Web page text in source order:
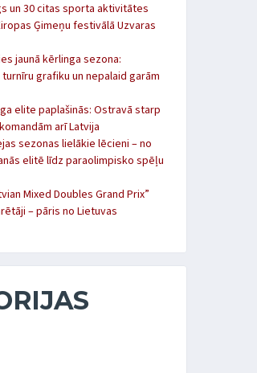
un 30 citas sporta aktivitātes
Ģimeņu festivālā Uzvaras
jaunā kērlinga sezona:
grafiku un nepalaid garām
elite paplašinās: Ostravā starp
arī Latvija
sezonas lielākie lēcieni – no
elitē līdz paraolimpisko spēļu
Mixed Doubles Grand Prix”
– pāris no Lietuvas